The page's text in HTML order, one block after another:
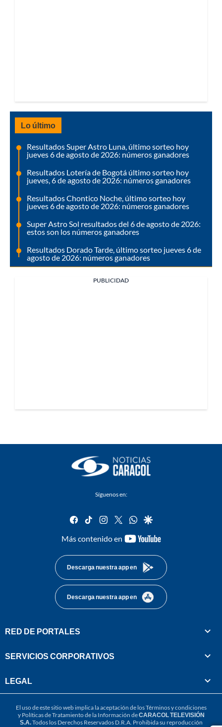
Lo último
Resultados Super Astro Luna, último sorteo hoy
jueves 6 de agosto de 2026: números ganadores
Resultados Lotería de Bogotá último sorteo hoy
jueves, 6 de agosto de 2026: números ganadores
Resultados Chontico Noche, último sorteo hoy
jueves 6 de agosto de 2026: números ganadores
Super Astro Sol resultados del 6 de agosto de 2026:
estos son los números ganadores
Resultados Dorado Tarde, último sorteo jueves 6 de
agosto de 2026: números ganadores
PUBLICIDAD
Síguenos en:
facebook
tiktok instagram
twitterwhatsapp
google
Más contenido en
youtube-
Descarga nuestra app en
Descarga nuestra app en
RED DE PORTALES
SERVICIOS CORPORATIVOS
LEGAL
El uso de este sitio web implica la aceptación de losTérminos y condiciones
y Políticas de Tratamiento de la Información deCARACOL TELEVISIÓN
S.A.Todos los Derechos Reservados D.R.A. Prohibida su reproducción